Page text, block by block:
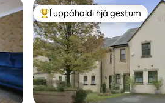
Í mestu uppáhaldi hjá gestum
Í uppáhaldi hjá gestum